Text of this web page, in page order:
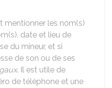
mentionner les nom(s)
date et lieu de
du mineur, et si
de son ou de ses
. Il est utile de
de téléphone et une